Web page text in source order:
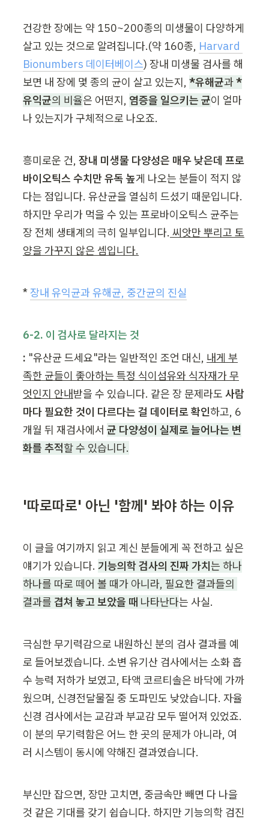
건강한 장에는 약 150~200종의 미생물이 다양하게
살고 있는 것으로 알려집니다.(약 160종, Harvard
Bionumbers 데이터베이스) 장내 미생물 검사를 해
보면 내 장에 몇 종의 균이 살고 있는지, *유해균과 *
유익균의 비율은 어떤지, 염증을 일으키는 균이 얼마
나 있는지가 구체적으로 나오죠.
흥미로운 건, 장내 미생물 다양성은 매우 낮은데 프로
바이오틱스 수치만 유독 높게 나오는 분들이 적지 않
다는 점입니다. 유산균을 열심히 드셨기 때문입니다.
하지만 우리가 먹을 수 있는 프로바이오틱스 균주는
장 전체 생태계의 극히 일부입니다. 씨앗만 뿌리고 토
양을 가꾸지 않은 셈입니다.
* 장내 유익균과 유해균, 중간균의 진실
6-2. 이 검사로 달라지는 것
: "유산균 드세요"라는 일반적인 조언 대신, 내게 부
족한 균들이 좋아하는 특정 식이섬유와 식자재가 무
엇인지 안내받을 수 있습니다. 같은 장 문제라도 사람
마다 필요한 것이 다르다는 걸 데이터로 확인하고, 6
개월 뒤 재검사에서 균 다양성이 실제로 늘어나는 변
화를 추적할 수 있습니다.
'따로따로' 아닌 '함께' 봐야 하는 이유
이 글을 여기까지 읽고 계신 분들에게 꼭 전하고 싶은
얘기가 있습니다. 기능의학 검사의 진짜 가치는 하나
하나를 따로 떼어 볼 때가 아니라, 필요한 결과들의
결과를 겹쳐 놓고 보았을 때 나타난다는 사실.
극심한 무기력감으로 내원하신 분의 검사 결과를 예
로 들어보겠습니다. 소변 유기산 검사에서는 소화 흡
수 능력 저하가 보였고, 타액 코르티솔은 바닥에 가까
웠으며, 신경전달물질 중 도파민도 낮았습니다. 자율
신경 검사에서는 교감과 부교감 모두 떨어져 있었죠.
이 분의 무기력함은 어느 한 곳의 문제가 아니라, 여
러 시스템이 동시에 약해진 결과였습니다.
부신만 잡으면, 장만 고치면, 중금속만 빼면 다 나을
것 같은 기대를 갖기 쉽습니다. 하지만 기능의학 검진